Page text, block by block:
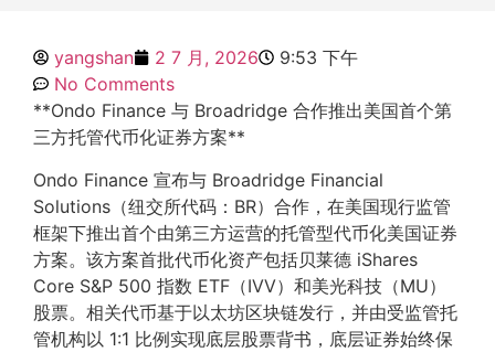
yangshan 2 7 月, 2026
9:53 下午
No Comments
**Ondo Finance 与 Broadridge 合作推出美国首个第
三方托管代币化证券方案**
Ondo Finance 宣布与 Broadridge Financial
Solutions（纽交所代码：BR）合作，在美国现行监管
框架下推出首个由第三方运营的托管型代币化美国证券
方案。该方案首批代币化资产包括贝莱德 iShares
Core S&P 500 指数 ETF（IVV）和美光科技（MU）
股票。相关代币基于以太坊区块链发行，并由受监管托
管机构以 1:1 比例实现底层股票背书，底层证券始终保